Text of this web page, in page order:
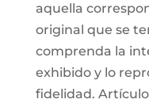
aquella
original que se
comprenda la
exhibido y lo
fidelidad.